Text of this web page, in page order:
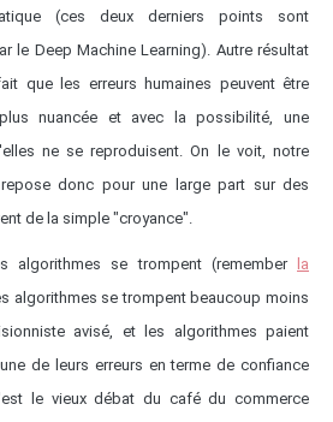
(ces deux derniers points sont
le Deep Machine Learning). Autre résultat
que les erreurs humaines peuvent être
nuancée et avec la possibilité, une
ne se reproduisent. On le voit, notre
donc pour une large part sur des
de la simple "croyance".
algorithmes se trompent (remember
la
algorithmes se trompent beaucoup moins
avisé, et les algorithmes paient
de leurs erreurs en terme de confiance
le vieux débat du café du commerce